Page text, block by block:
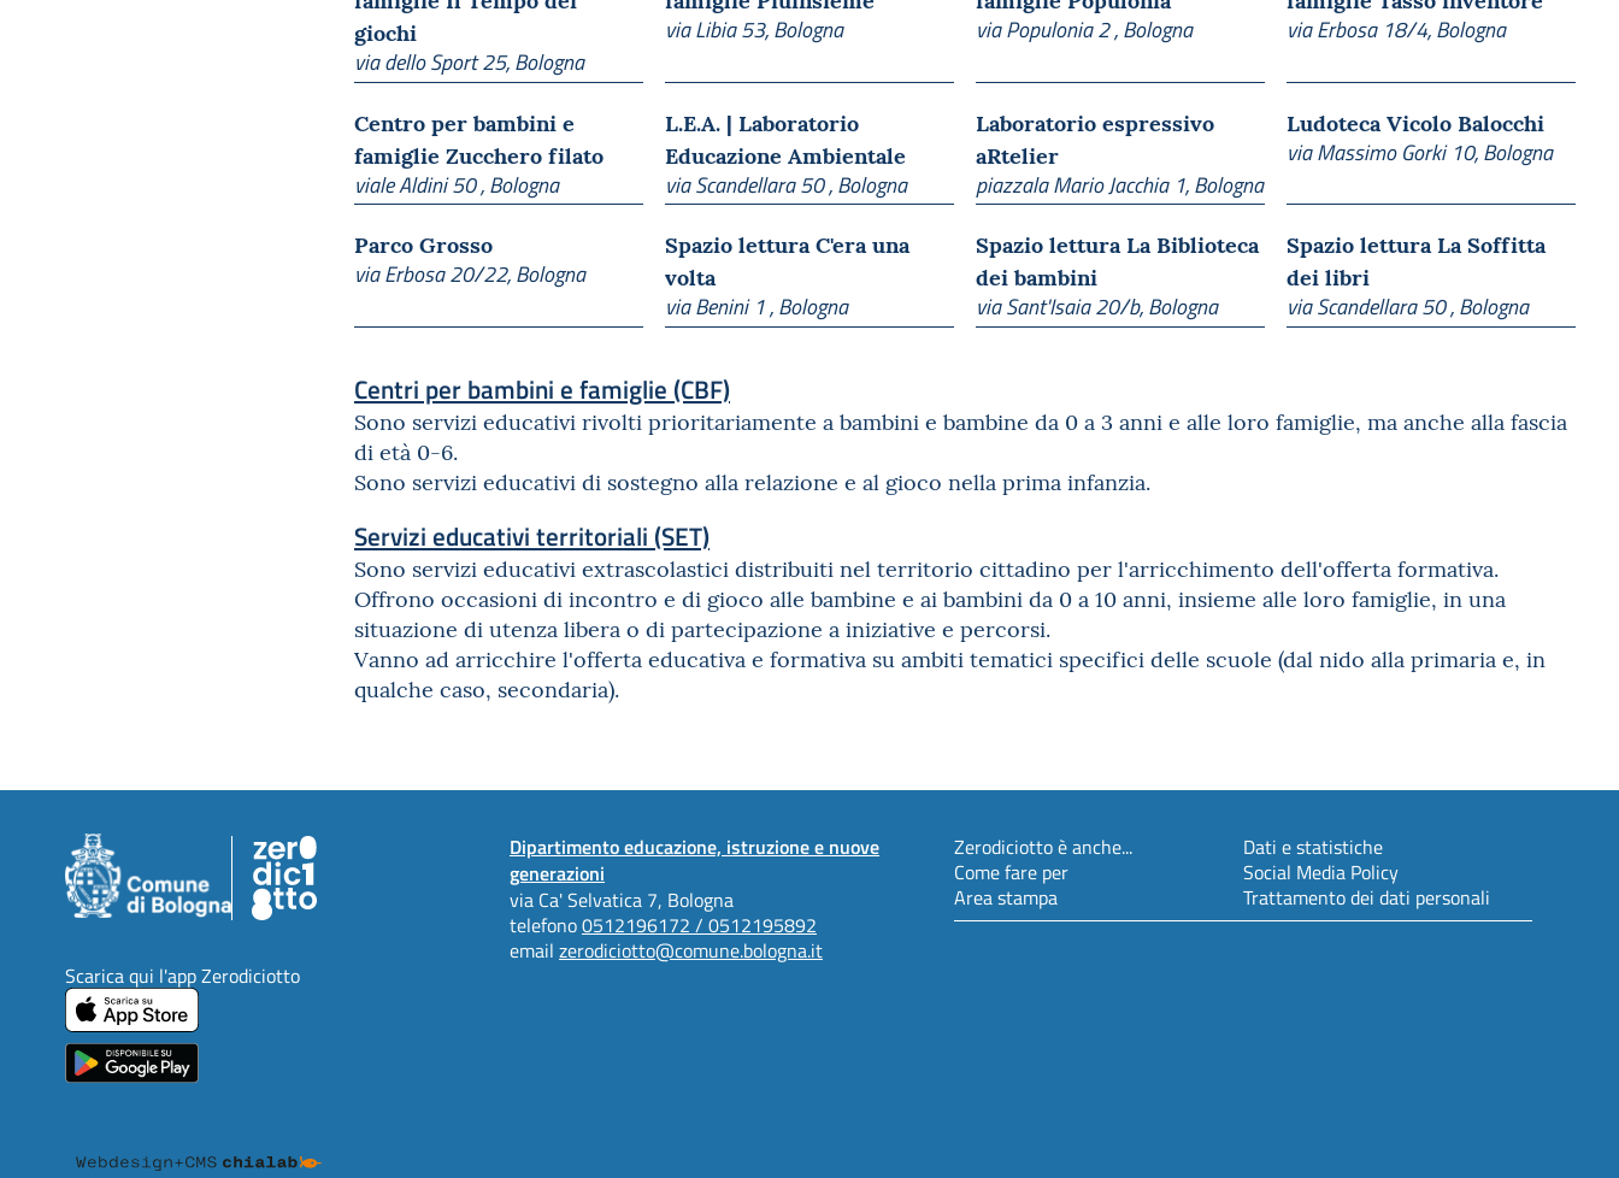
giochi
via dello Sport 25, Bologna
via Libia 53, Bologna via Populonia 2 , Bologna via Erbosa 18/4, Bologna
Centro per bambini e
famiglie Zucchero filato
viale Aldini 50 , Bologna
L.E.A. | Laboratorio
Educazione Ambientale
via Scandellara 50 , Bologna
Laboratorio espressivo
aRtelier
piazzala Mario Jacchia 1, Bologna
Ludoteca Vicolo Balocchi
via Massimo Gorki 10, Bologna
Parco Grosso
via Erbosa 20/22, Bologna
Spazio lettura C'era una
volta
via Benini 1 , Bologna
Spazio lettura La Biblioteca
dei bambini
via Sant'Isaia 20/b, Bologna
Spazio lettura La Soffitta
dei libri
via Scandellara 50 , Bologna
Centri per bambini e famiglie (CBF)
Sono servizi educativi rivolti prioritariamente a bambini e bambine da 0 a 3 anni e alle loro famiglie, ma anche alla fascia
di età 0-6.
Sono servizi educativi di sostegno alla relazione e al gioco nella prima infanzia.
Servizi educativi territoriali (SET)
Sono servizi educativi extrascolastici distribuiti nel territorio cittadino per l'arricchimento dell'offerta formativa.
Offrono occasioni di incontro e di gioco alle bambine e ai bambini da 0 a 10 anni, insieme alle loro famiglie, in una
situazione di utenza libera o di partecipazione a iniziative e percorsi.
Vanno ad arricchire l'offerta educativa e formativa su ambiti tematici specifici delle scuole (dal nido alla primaria e, in
qualche caso, secondaria).
Dipartimento educazione, istruzione e nuove
generazioni
via Ca' Selvatica 7, Bologna
telefono0512196172 / 0512195892
email zerodiciotto@comune.bologna.it
Zerodiciotto è anche...
Come fare per
Area stampa
Dati e statistiche
Social Media Policy
Trattamento dei dati personali
Scarica qui l'app Zerodiciotto